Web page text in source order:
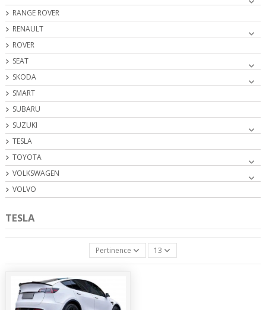
TESLA
Pertinence 13
RANGE ROVER
RENAULT
ROVER
SEAT
SKODA
SMART
SUBARU
SUZUKI
TESLA
TOYOTA
VOLKSWAGEN
VOLVO